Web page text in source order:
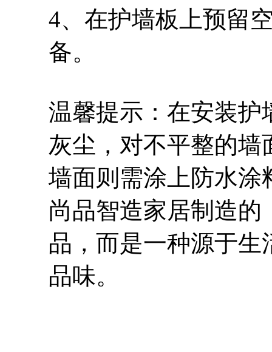
4、在护墙板上预留
备。
温馨提示：在安装护
灰尘，对不平整的
墙面则需涂上防水涂
尚品智造家居制造
品，而是一种源于
品味。